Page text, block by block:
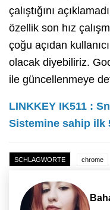
çalıştığını
özellik son hız
çoğu açıdan
olacak diyebiliriz.
ile güncellenmeye
LINKKEY IK511 :
Sistemine sahip ilk
SCHLAGWORTE chrome